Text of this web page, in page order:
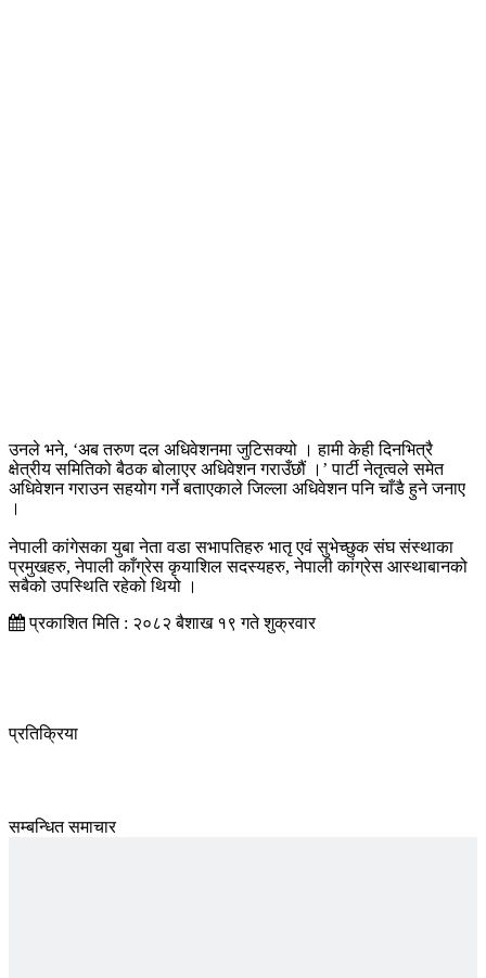
उनले भने, ‘अब तरुण दल अधिवेशनमा जुटिसक्यो । हामी केही दिनभित्रै
क्षेत्रीय समितिको बैठक बोलाएर अधिवेशन गराउँछौं ।’ पार्टी नेतृत्वले समेत
अधिवेशन गराउन सहयोग गर्ने बताएकाले जिल्ला अधिवेशन पनि चाँडै हुने जनाए
।
नेपाली कांगेसका युबा नेता वडा सभापतिहरु भातृ एवं सुभेच्छुक संघ संस्थाका
प्रमुखहरु, नेपाली काँग्रेस कृयाशिल सदस्यहरु, नेपाली कांग्रेस आस्थाबानको
सबैको उपस्थिति रहेको थियो ।
प्रकाशित मिति : २०८२ बैशाख १९ गते शुक्रवार
प्रतिक्रिया
सम्बन्धित समाचार